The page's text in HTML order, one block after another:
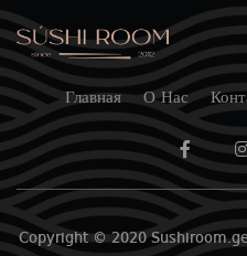
Главная О Нас
Copyright © 2020